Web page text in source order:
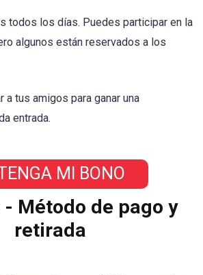
todos los días. Puedes participar en la
algunos están reservados a los
a tus amigos para ganar una
entrada.
MI BONO
Método de pago y
retirada